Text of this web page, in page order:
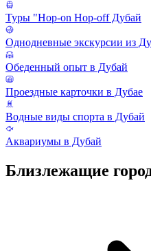
Туры "Hop-on Hop-off Дубай
Однодневные экскурсии из
Обеденный опыт в Дубай
Проездные карточки в Дубае
Водные виды спорта в Дубай
Аквариумы в Дубай
Близлежащие